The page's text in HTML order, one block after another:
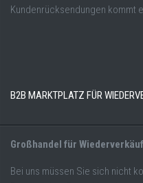
Kundenrücksendungen kommt
B2B MARKTPLATZ FÜR
Großhandel für
Bei uns müssen Sie sich nicht